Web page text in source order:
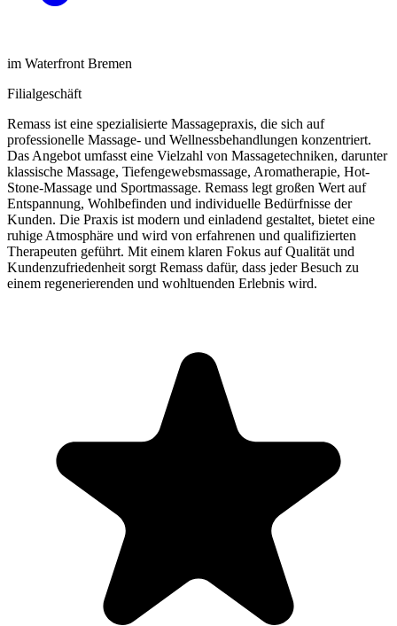
im Waterfront Bremen
Filialgeschäft
Remass ist eine spezialisierte Massagepraxis, die sich auf
professionelle Massage- und Wellnessbehandlungen konzentriert.
Das Angebot umfasst eine Vielzahl von Massagetechniken, darunter
klassische Massage, Tiefengewebsmassage, Aromatherapie, Hot-
Stone-Massage und Sportmassage. Remass legt großen Wert auf
Entspannung, Wohlbefinden und individuelle Bedürfnisse der
Kunden. Die Praxis ist modern und einladend gestaltet, bietet eine
ruhige Atmosphäre und wird von erfahrenen und qualifizierten
Therapeuten geführt. Mit einem klaren Fokus auf Qualität und
Kundenzufriedenheit sorgt Remass dafür, dass jeder Besuch zu
einem regenerierenden und wohltuenden Erlebnis wird.